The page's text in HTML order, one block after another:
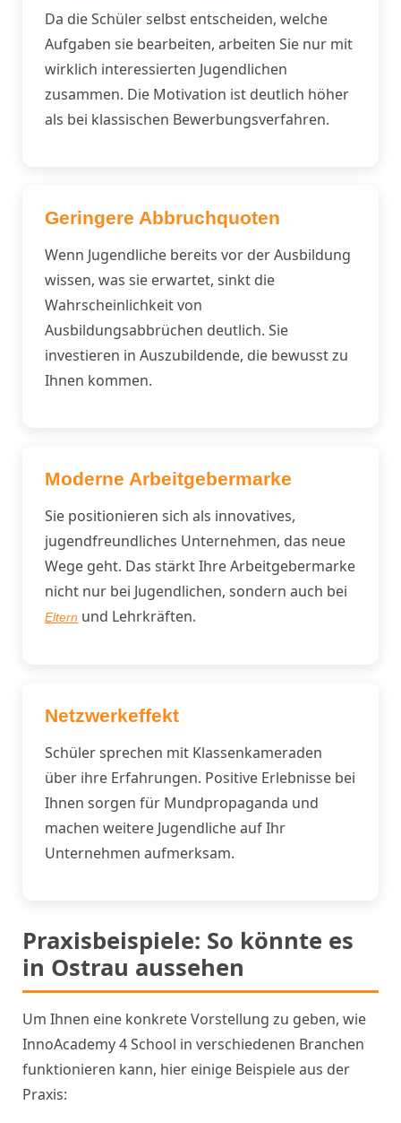
Da die Schüler selbst entscheiden, welche
Aufgaben sie bearbeiten, arbeiten Sie nur mit
wirklich interessierten Jugendlichen
zusammen. Die Motivation ist deutlich höher
als bei klassischen Bewerbungsverfahren.
Geringere Abbruchquoten
Wenn Jugendliche bereits vor der Ausbildung
wissen, was sie erwartet, sinkt die
Wahrscheinlichkeit von
Ausbildungsabbrüchen deutlich. Sie
investieren in Auszubildende, die bewusst zu
Ihnen kommen.
Moderne Arbeitgebermarke
Sie positionieren sich als innovatives,
jugendfreundliches Unternehmen, das neue
Wege geht. Das stärkt Ihre Arbeitgebermarke
nicht nur bei Jugendlichen, sondern auch bei
Eltern und Lehrkräften.
Netzwerkeffekt
Schüler sprechen mit Klassenkameraden
über ihre Erfahrungen. Positive Erlebnisse bei
Ihnen sorgen für Mundpropaganda und
machen weitere Jugendliche auf Ihr
Unternehmen aufmerksam.
Praxisbeispiele: So könnte es
in Ostrau aussehen
Um Ihnen eine konkrete Vorstellung zu geben, wie
InnoAcademy 4 School in verschiedenen Branchen
funktionieren kann, hier einige Beispiele aus der
Praxis: